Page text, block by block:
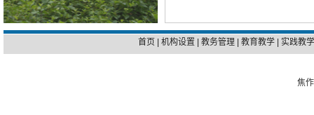
首页 机构设置 教务管理 教育教学 实践教
焦